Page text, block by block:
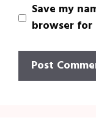
Save my
browser